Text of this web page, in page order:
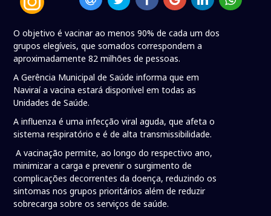
O objetivo é vacinar ao menos 90% de cada um dos
grupos elegíveis, que somados correspondem a
aproximadamente 82 milhões de pessoas.
A Gerência Municipal de Saúde informa que em
Naviraí a vacina estará disponível em todas as
Unidades de Saúde.
A influenza é uma infecção viral aguda, que afeta o
sistema respiratório e é de alta transmissibilidade.
A vacinação permite, ao longo do respectivo ano,
minimizar a carga e prevenir o surgimento de
complicações decorrentes da doença, reduzindo os
sintomas nos grupos prioritários além de reduzir
sobrecarga sobre os serviços de saúde.